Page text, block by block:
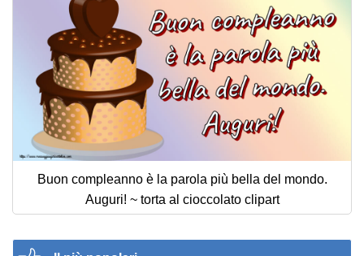
Buon compleanno è la parola più bella del mondo.
Auguri! ~ torta al cioccolato clipart